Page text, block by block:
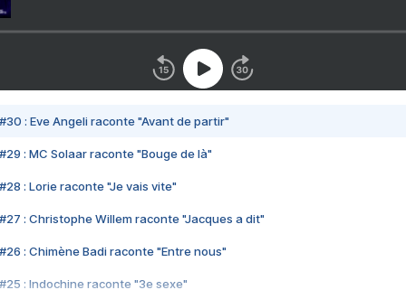
#30 : Eve Angeli raconte "Avant de partir"
#29 : MC Solaar raconte "Bouge de là"
#28 : Lorie raconte "Je vais vite"
#27 : Christophe Willem raconte "Jacques a dit"
#26 : Chimène Badi raconte "Entre nous"
#25 : Indochine raconte "3e sexe"